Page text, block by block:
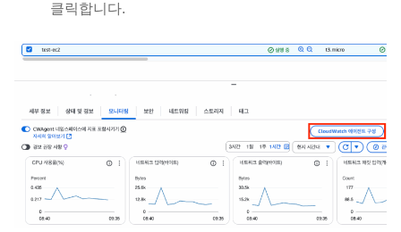
클릭합니다.